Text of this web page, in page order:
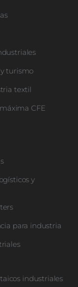
turismo
textil
CFE
y
para industria
industriales